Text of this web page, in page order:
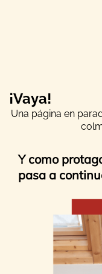
¡Vaya!
Una página en
Y como
pasa a